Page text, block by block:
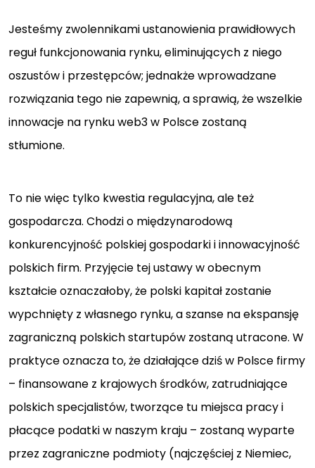
Jesteśmy zwolennikami ustanowienia prawidłowych
reguł funkcjonowania rynku, eliminujących z niego
oszustów i przestępców; jednakże wprowadzane
rozwiązania tego nie zapewnią, a sprawią, że wszelkie
innowacje na rynku web3 w Polsce zostaną
stłumione.
To nie więc tylko kwestia regulacyjna, ale też
gospodarcza. Chodzi o międzynarodową
konkurencyjność polskiej gospodarki i innowacyjność
polskich firm. Przyjęcie tej ustawy w obecnym
kształcie oznaczałoby, że polski kapitał zostanie
wypchnięty z własnego rynku, a szanse na ekspansję
zagraniczną polskich startupów zostaną utracone. W
praktyce oznacza to, że działające dziś w Polsce firmy
– finansowane z krajowych środków, zatrudniające
polskich specjalistów, tworzące tu miejsca pracy i
płacące podatki w naszym kraju – zostaną wyparte
przez zagraniczne podmioty (najczęściej z Niemiec,